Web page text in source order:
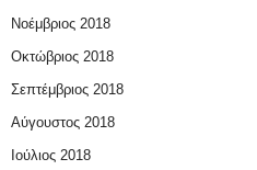
Νοέμβριος 2018
Οκτώβριος 2018
Σεπτέμβριος 2018
Αύγουστος 2018
Ιούλιος 2018